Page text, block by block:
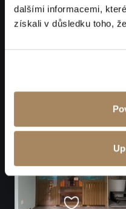
dalšími informacemi,
získali v důsledku toho,